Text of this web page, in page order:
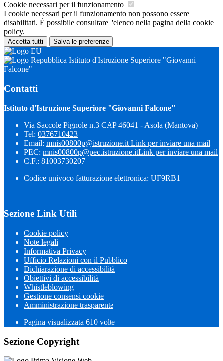
Cookie necessari per il funzionamento
I cookie necessari per il funzionamento non possono essere
disabilitati. È possibile consultare l'elenco nella pagina della cookie
policy.
Accetta tutti Salva le preferenze
Istituto d'Istruzione Superiore "Giovanni
Falcone"
Contatti
Istituto d'Istruzione Superiore "Giovanni Falcone"
Via Saccole Pignole n.3 CAP 46041 - Asola (Mantova)
Tel: 0376710423
Email: mnis00800p@istruzione.it Link per inviare una mail
PEC: mnis00800p@pec.istruzione.itLink per inviare una mail
C.F.: 81003730207
Codice univoco fatturazione elettronica: UF9RB1
Sezione Link Utili
Cookie policy
Note legali
Informativa Privacy
Ufficio Relazioni con il Pubblico
Dichiarazione di accessibilità
Obiettivi di accessibilità
Whistleblowing
Gestione consensi cookie
Amministrazione trasparente
Pagina visualizzata 610 volte
Sezione Copyright